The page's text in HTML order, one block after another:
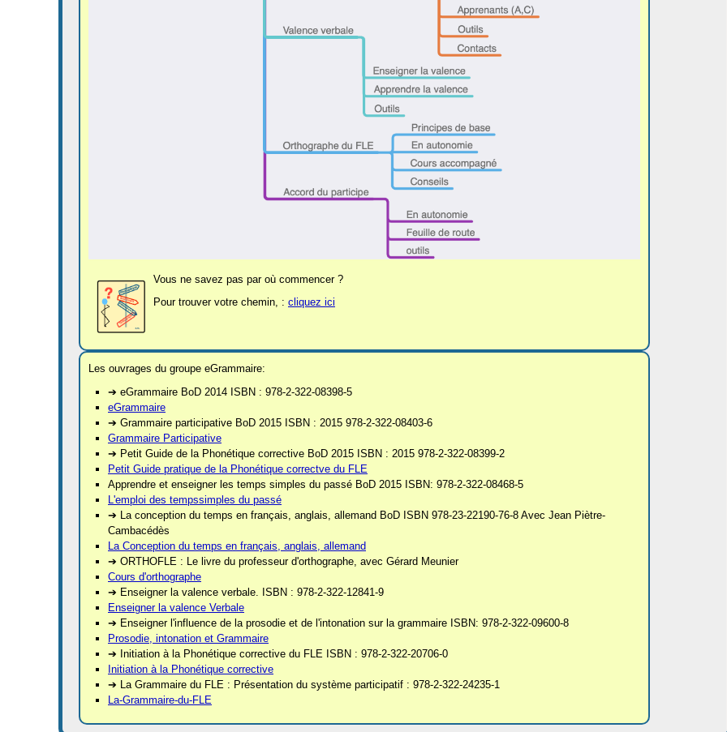
Vous ne savez pas par où commencer ?
Pour trouver votre chemin, : cliquez ici
Les ouvrages du groupe eGrammaire:
➔ eGrammaire BoD 2014 ISBN : 978-2-322-08398-5
eGrammaire
➔ Grammaire participative BoD 2015 ISBN : 2015 978-2-322-08403-6
Grammaire Participative
➔ Petit Guide de la Phonétique corrective BoD 2015 ISBN : 2015 978-2-322-08399-2
Petit Guide pratique de la Phonétique correctve du FLE
Apprendre et enseigner les temps simples du passé BoD 2015 ISBN: 978-2-322-08468-5
L'emploi des tempssimples du passé
➔ La conception du temps en français, anglais, allemand BoD ISBN 978-23-22190-76-8 Avec Jean Piètre-
Cambacédès
La Conception du temps en français, anglais, allemand
➔ ORTHOFLE : Le livre du professeur d'orthographe, avec Gérard Meunier
Cours d'orthographe
➔ Enseigner la valence verbale. ISBN : 978-2-322-12841-9
Enseigner la valence Verbale
➔ Enseigner l'influence de la prosodie et de l'intonation sur la grammaire ISBN: 978-2-322-09600-8
Prosodie, intonation et Grammaire
➔ Initiation à la Phonétique corrective du FLE ISBN : 978-2-322-20706-0
Initiation à la Phonétique corrective
➔ La Grammaire du FLE : Présentation du système participatif : 978-2-322-24235-1
La-Grammaire-du-FLE